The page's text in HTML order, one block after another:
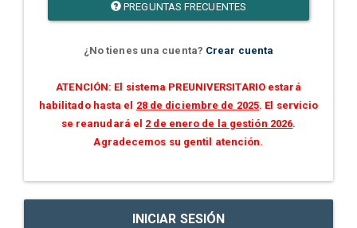
PREGUNTAS FRECUENTES
¿No tienes una cuenta? Crear cuenta
ATENCIÓN: El sistema PREUNIVERSITARIO estará
habilitado hasta el 28 de diciembre de 2025. El servicio
se reanudará el 2 de enero de la gestión 2026.
Agradecemos su gentil atención.
INICIAR SESIÓN